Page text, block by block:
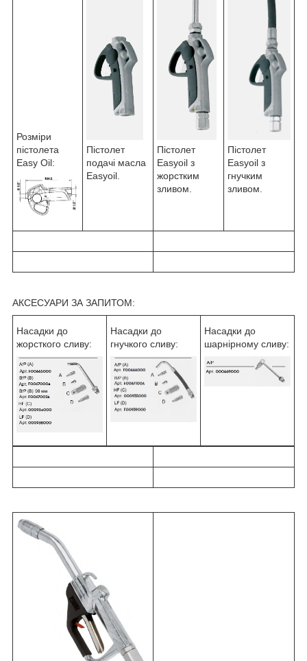
Розміри
пістолета
Easy Oil:
Пістолет
подачі масла
Easyoil.
Пістолет
Easyoil з
жорстким
зливом.
Пістолет
Easyoil з
гнучким
зливом.
АКСЕСУАРИ ЗА ЗАПИТОМ:
Насадки до
жорсткого сливу:
Насадки до
гнучкого сливу:
Насадки до
шарнірному сливу: